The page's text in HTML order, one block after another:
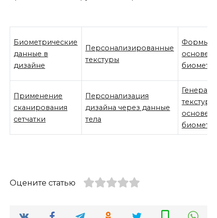
Биометрические
данные в
дизайне
Персонализированные
текстуры
Формы
основе
Применение
сканирования
сетчатки
Персонализация
дизайна через данные
тела
текстур
основе
Оцените статью